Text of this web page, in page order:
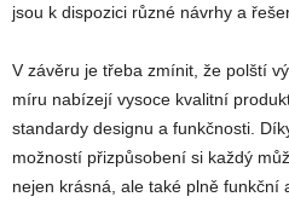
jsou k dispozici různé návrhy a
V závěru je třeba zmínit, že polští
míru nabízejí vysoce kvalitní
standardy designu a funkčnosti.
možností přizpůsobení si každý
nejen krásná, ale také plně funkční